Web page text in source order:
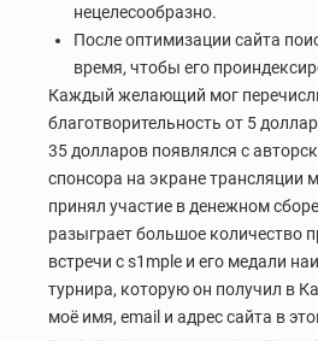
нецелесообразно.
После оптимизации сайта
время, чтобы его
Каждый желающий мог
благотворительность от 5
35 долларов появлялся с
спонсора на экране трансляции
принял участие в денежном
разыграет большое количество
встречи с s1mple и его медали
турнира, которую он получил в
моё имя, email и адрес сайта в